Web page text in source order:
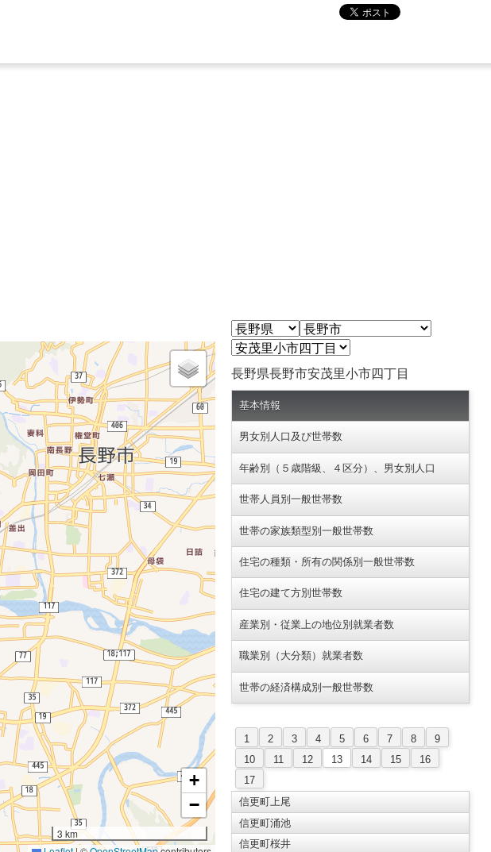
+
−
3 km
長野県長野市安茂里小市四丁目
基本情報
男女別人口及び世帯数
年齢別（５歳階級、４区分）、男女別人口
世帯人員別一般世帯数
世帯の家族類型別一般世帯数
住宅の種類・所有の関係別一般世帯数
住宅の建て方別世帯数
産業別・従業上の地位別就業者数
職業別（大分類）就業者数
世帯の経済構成別一般世帯数
1 2 3 4 5 6 7 8
9
10
11 12 13 14 15
16
17
信更町上尾
信更町涌池
信更町桜井